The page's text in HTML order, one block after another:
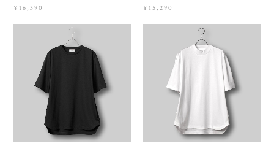
¥16,390 ¥15,290